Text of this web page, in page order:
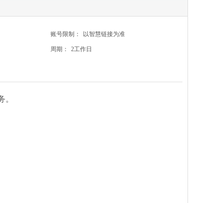
账号限制： 以智慧链接为准
周期： 2工作日
。